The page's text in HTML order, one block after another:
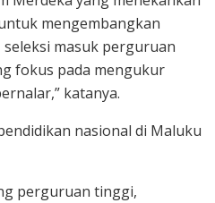
mengembangkan
masuk perguruan
fokus pada mengukur
katanya.
nasional di Maluku
perguruan tinggi,